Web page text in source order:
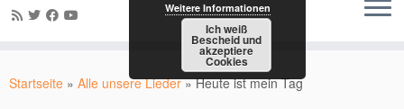
Inhalt
Startseite » Alle unsere Lieder » Heute ist mein Tag
Weitere Informationen
Ich weiß
Bescheid und
akzeptiere
Cookies